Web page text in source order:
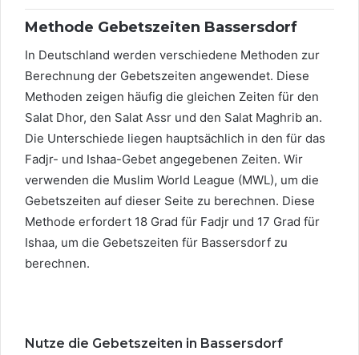
Methode Gebetszeiten Bassersdorf
In Deutschland werden verschiedene Methoden zur
Berechnung der Gebetszeiten angewendet. Diese
Methoden zeigen häufig die gleichen Zeiten für den
Salat Dhor, den Salat Assr und den Salat Maghrib an.
Die Unterschiede liegen hauptsächlich in den für das
Fadjr- und Ishaa-Gebet angegebenen Zeiten. Wir
verwenden die Muslim World League (MWL), um die
Gebetszeiten auf dieser Seite zu berechnen. Diese
Methode erfordert 18 Grad für Fadjr und 17 Grad für
Ishaa, um die Gebetszeiten für Bassersdorf zu
berechnen.
Nutze die Gebetszeiten in Bassersdorf